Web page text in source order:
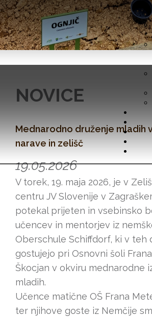
NOVICE
Mednarodno druženje mladih
narave in zelišč
19.05.2026
V torek, 19. maja 2026, je v
centru JV Slovenije v
potekal prijeten in vsebinsko
učencev in mentorjev iz
Oberschule Schiffdorf, ki v teh
gostujejo pri Osnovni šoli
Škocjan v okviru mednarodne
mladih.
Učence matične OŠ Frana
ter njihove goste iz Nemčije